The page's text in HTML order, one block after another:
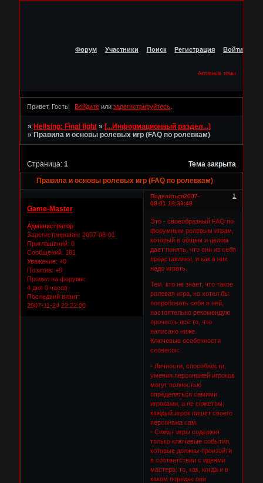
Форум Участники Поиск Регистрация Войти
Активные темы
Привет, Гость! Войдите илизарегистрируйтесь
» Hellsing: Final fight » [...Информационный раздел...]
» Правила и основы ролевых игр (FAQ по ролевкам)
Правила и основы ролевых игр (FAQ по ролевкам)
Страница: 1 Тема закрыта
Поделиться 1
2007-
08-01 18:33:48
Game-Master
Администратор
Зарегистрирован: 2007-08-01
Приглашений: 0
Сообщений: 181
Уважение: +0
Позитив: +0
Провел на форуме:
4 дня 0 часов
Последний визит:
2007-11-24 22:22:00
Это - своеобразный FAQ по
форумным ролевым играм,
который в общем и целом
дает понять, что они из себя
представляют, и как в них
надо играть.
Тем, кто не знает, что такое
ролевая игра, но хотел бы
попробовать себя в ней,
настоятельно рекомендую
прочесть всё то, что
написано ниже.
Ключевые особенности
словесок:
- Личности, способности,
умения персонажей игроков
могут полностью
определяться самими
игроками, а не сюжетом;
каждый игрок пишет своего
персонажа сам;
- Сюжет игры содержит
только ключевые события,
которые должны произойти
в соответствии с идеями
мастера; то, как, когда и в
каком порядке они